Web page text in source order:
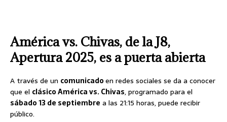
América vs. Chivas, de la J8,
Apertura 2025, es a puerta abierta
A través de un comunicadoen redes sociales se da a conocer
que el clásico América vs. Chivas, programado para el
sábado 13 de septiembre a las 21:15 horas, puede recibir
público.